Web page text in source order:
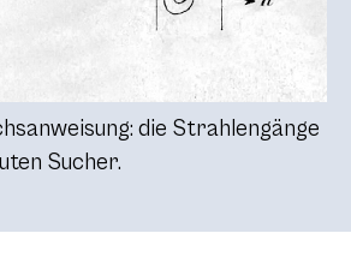
die Strahlengänge
Sucher.